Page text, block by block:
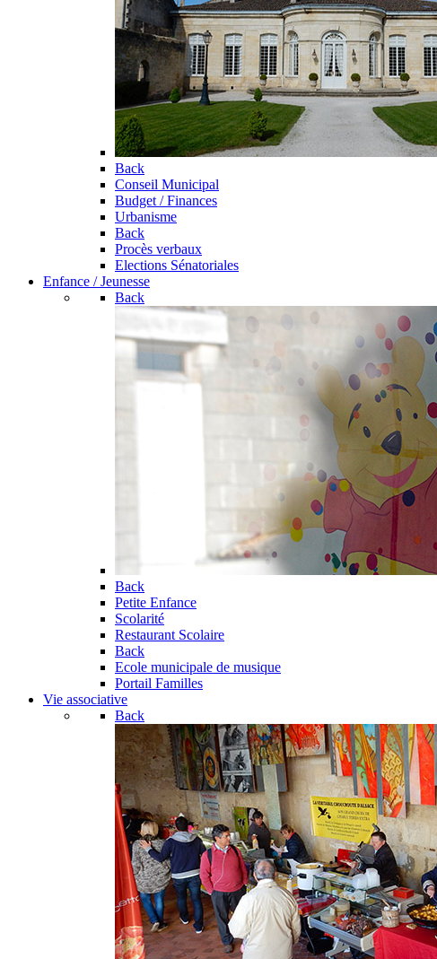
Back
Conseil Municipal
Budget / Finances
Urbanisme
Back
Procès verbaux
Elections Sénatoriales
Enfance / Jeunesse
Back
Back
Petite Enfance
Scolarité
Restaurant Scolaire
Back
Ecole municipale de musique
Portail Familles
Vie associative
Back